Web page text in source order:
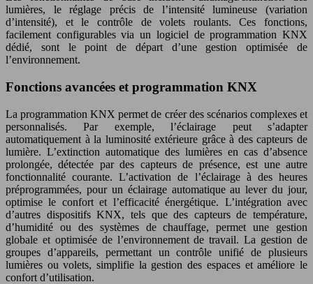
lumières, le réglage précis de l’intensité lumineuse (variation
d’intensité), et le contrôle de volets roulants. Ces fonctions,
facilement configurables via un logiciel de programmation KNX
dédié, sont le point de départ d’une gestion optimisée de
l’environnement.
Fonctions avancées et programmation KNX
La programmation KNX permet de créer des scénarios complexes et
personnalisés. Par exemple, l’éclairage peut s’adapter
automatiquement à la luminosité extérieure grâce à des capteurs de
lumière. L’extinction automatique des lumières en cas d’absence
prolongée, détectée par des capteurs de présence, est une autre
fonctionnalité courante. L’activation de l’éclairage à des heures
préprogrammées, pour un éclairage automatique au lever du jour,
optimise le confort et l’efficacité énergétique. L’intégration avec
d’autres dispositifs KNX, tels que des capteurs de température,
d’humidité ou des systèmes de chauffage, permet une gestion
globale et optimisée de l’environnement de travail. La gestion de
groupes d’appareils, permettant un contrôle unifié de plusieurs
lumières ou volets, simplifie la gestion des espaces et améliore le
confort d’utilisation.